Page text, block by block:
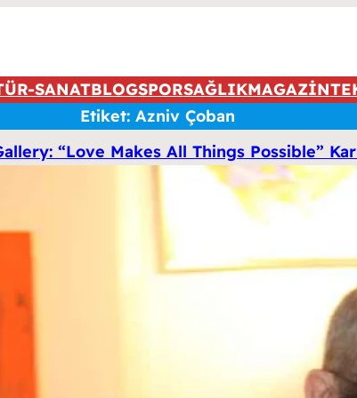
SANATBLOGSPORSAĞLIKMAGAZİN
Etiket: Azniv Çoban
“Love Makes All Things Possible”